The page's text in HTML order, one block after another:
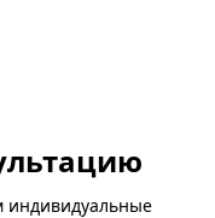
индивидуальные